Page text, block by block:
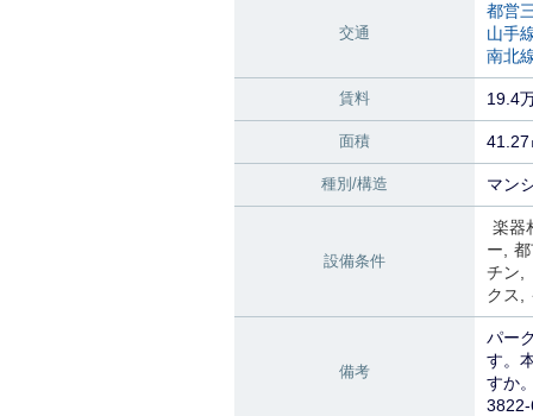
交通
都営
山手
南北
賃料 19.4
面積 41.27
種別/構造 マン
設備条件
楽器
ー
チン
クス
備考
パー
す。
すか